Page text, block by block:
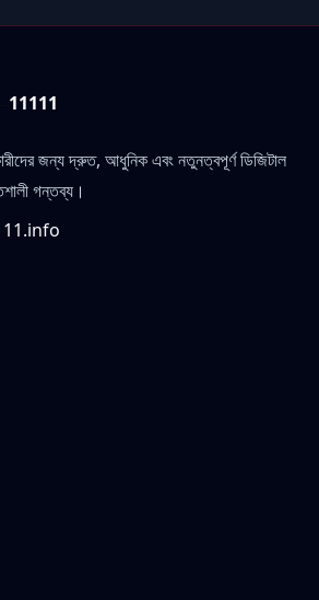
11111
জন্য দ্রুত, আধুনিক এবং নতুনত্বপূর্ণ ডিজিটাল
গন্তব্য।